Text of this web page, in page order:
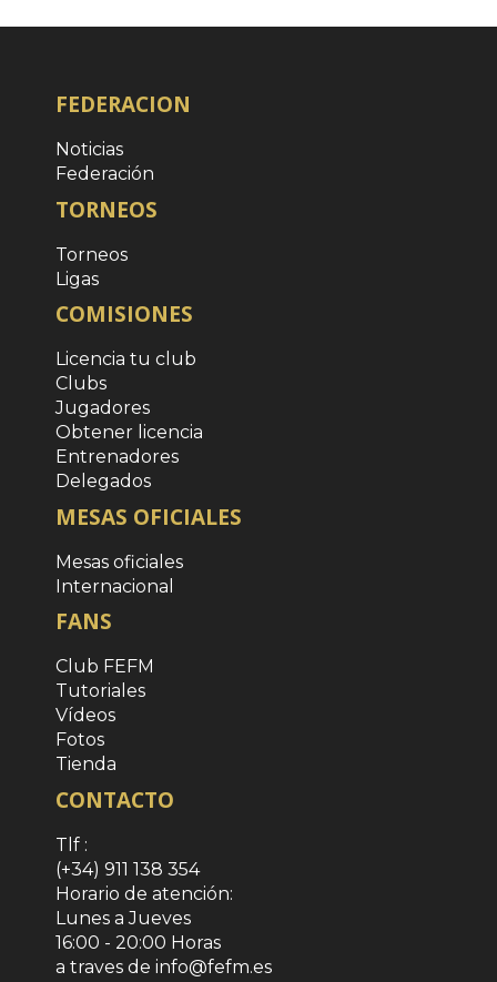
FEDERACION
Noticias
Federación
TORNEOS
Torneos
Ligas
COMISIONES
Licencia tu club
Clubs
Jugadores
Obtener licencia
Entrenadores
Delegados
MESAS OFICIALES
Mesas oficiales
Internacional
FANS
Club FEFM
Tutoriales
Vídeos
Fotos
Tienda
CONTACTO
Tlf :
(+34) 911 138 354
Horario de atención:
Lunes a Jueves
16:00 - 20:00 Horas
a traves de info@fefm.es